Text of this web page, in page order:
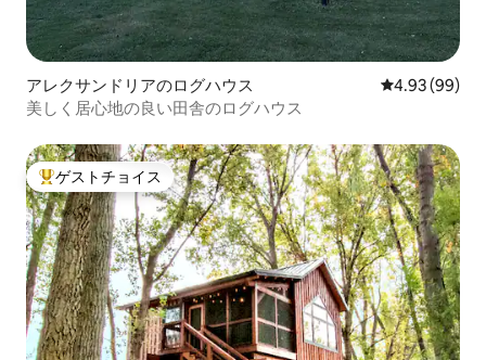
アレクサンドリアのログハウス レビュー99
4.93 (99)
美しく居心地の良い田舎のログハウス
大好評のゲストチョイスです。
ゲストチョイス